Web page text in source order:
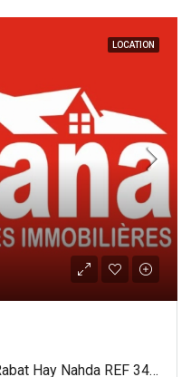
LOCATION
Location Local Commercial Rabat Hay Nahda REF 3474